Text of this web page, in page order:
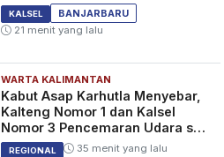
KALSEL
BANJARBARU
21 menit yang lalu
WARTA KALIMANTAN
Kabut Asap Karhutla Menyebar,
Kalteng Nomor 1 dan Kalsel
Nomor 3 Pencemaran Udara se-
Indonesia
REGIONAL 35 menit yang lalu